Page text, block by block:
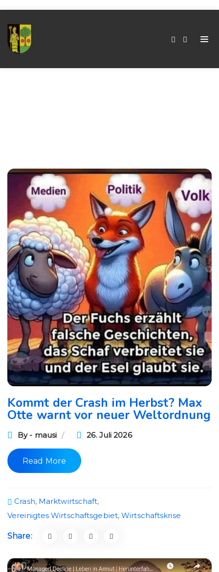
Schlagwort:
Kommt der Crash im Herbst? Max
Otte warnt vor neuer Weltordnung
By - mausi 26. Juli 2026
Read More
Crash, Marktwirtschaft,
Vereinigtes Wirtschaftsgebiet,Wirtschaftskrise
Share: